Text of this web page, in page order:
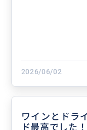
2026/06/02
ワインとドラ
ド最高でした！